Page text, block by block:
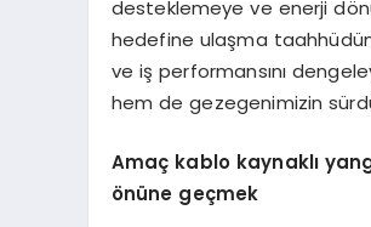
desteklemeye ve enerji
hedefine ulaşma
ve iş performansını
hem de gezegenimizin
Amaç kablo kaynaklı
önüne geçmek